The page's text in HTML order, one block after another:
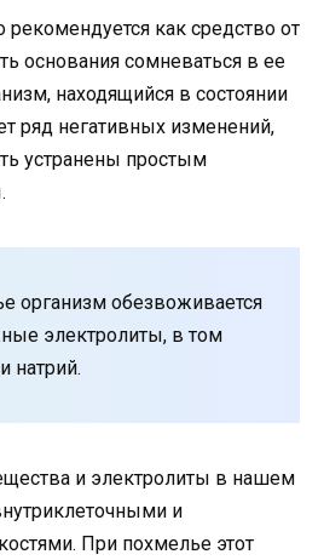
рекомендуется как средство от
основания сомневаться в ее
находящийся в состоянии
ряд негативных изменений,
устранены простым
организм обезвоживается
электролиты, в том
натрий.
и электролиты в нашем
и
При похмелье этот